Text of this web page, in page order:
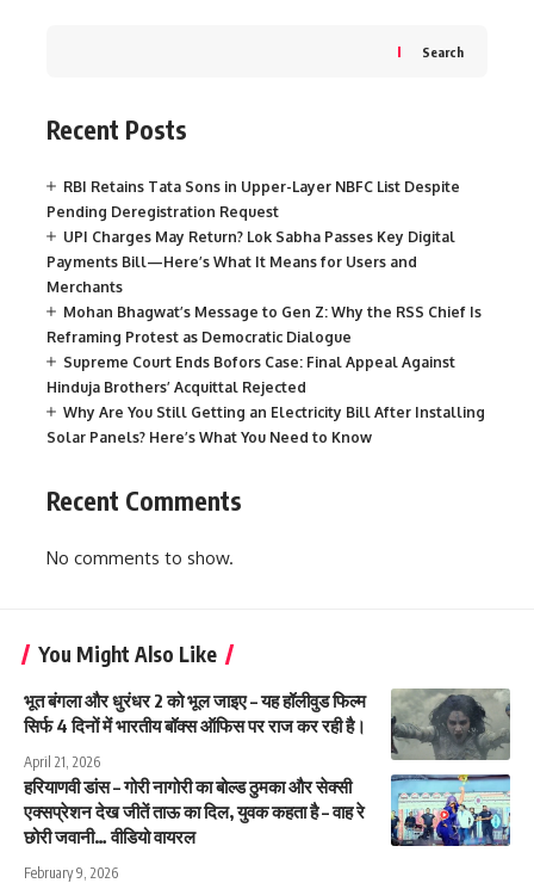
Search
Recent Posts
RBI Retains Tata Sons in Upper-Layer NBFC List Despite
Pending Deregistration Request
UPI Charges May Return? Lok Sabha Passes Key Digital
Payments Bill—Here’s What It Means for Users and
Merchants
Mohan Bhagwat’s Message to Gen Z: Why the RSS Chief Is
Reframing Protest as Democratic Dialogue
Supreme Court Ends Bofors Case: Final Appeal Against
Hinduja Brothers’ Acquittal Rejected
Why Are You Still Getting an Electricity Bill After Installing
Solar Panels? Here’s What You Need to Know
Recent Comments
No comments to show.
You Might Also Like
भूत बंगला और धुरंधर 2 को भूल जाइए – यह हॉलीवुड फिल्म
सिर्फ 4 दिनों में भारतीय बॉक्स ऑफिस पर राज कर रही है।
April 21, 2026
हरियाणवी डांस – गोरी नागोरी का बोल्ड ठुमका और सेक्सी
एक्सप्रेशन देख जीतें ताऊ का दिल, युवक कहता है – वाह रे
छोरी जवानी… वीडियो वायरल
February 9, 2026